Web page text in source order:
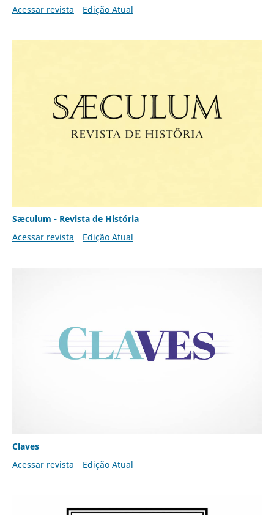
Acessar revista
Edição Atual
Sæculum - Revista de História
Acessar revista
Edição Atual
Claves
Acessar revista
Edição Atual